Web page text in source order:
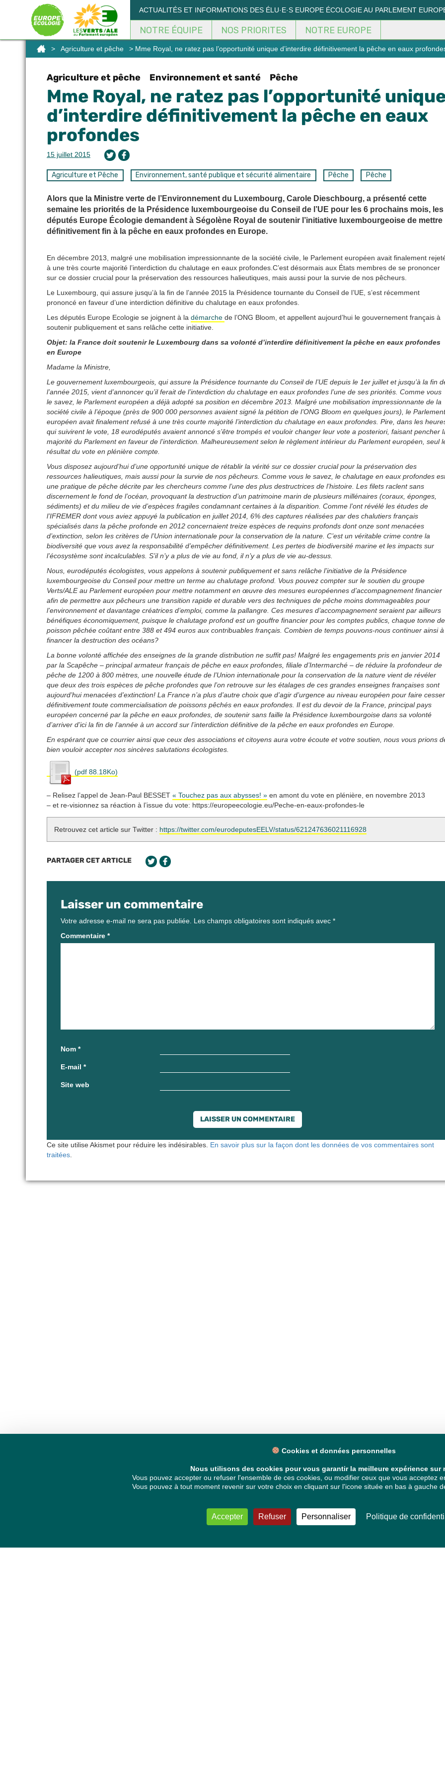
ACTUALITÉS ET INFORMATIONS DES ÉLU·E·S EUROPE ÉCOLOGIE AU PARLEMENT
NOTRE ÉQUIPE NOS PRIORITES NOTRE EUROPE
> Agriculture et pêche > Mme Royal, ne ratez pas l’opportunité unique d’interdire définitivement la pêche en eaux
Agriculture et pêche Environnement et santé Pêche
Mme Royal, ne ratez pas l’opportunité
d’interdire définitivement la pêche en eaux
profondes
15 juillet 2015
Agriculture et Pêche Environnement, santé publique et sécurité alimentaire Pêche Pêche
Alors que la Ministre verte de l’Environnement du Luxembourg, Carole Dieschbourg, a présenté cette
semaine les priorités de la Présidence luxembourgeoise du Conseil de l’UE pour les 6 prochains mois, les
députés Europe Écologie demandent à Ségolène Royal de soutenir l’initiative luxembourgeoise de mettre
définitivement fin à la pêche en eaux profondes en Europe.
En décembre 2013, malgré une mobilisation impressionnante de la société civile, le Parlement européen avait finalement
à une très courte majorité l’interdiction du chalutage en eaux profondes.C’est désormais aux États membres de se prononcer
sur ce dossier crucial pour la préservation des ressources halieutiques, mais aussi pour la survie de nos pêcheurs.
Le Luxembourg, qui assure jusqu’à la fin de l’année 2015 la Présidence tournante du Conseil de l’UE, s’est récemment
prononcé en faveur d’une interdiction définitive du chalutage en eaux profondes.
Les députés Europe Ecologie se joignent à la démarche de l’ONG Bloom, et appellent aujourd’hui le gouvernement français à
soutenir publiquement et sans relâche cette initiative.
Objet: la France doit soutenir le Luxembourg dans sa volonté d’interdire définitivement la pêche en eaux profondes
en Europe
Madame la Ministre,
Le gouvernement luxembourgeois, qui assure la Présidence tournante du Conseil de l’UE depuis le 1er juillet et jusqu’à la fin
l’année 2015, vient d’annoncer qu’il ferait de l’interdiction du chalutage en eaux profondes l’une de ses priorités. Comme vous
le savez, le Parlement européen a déjà adopté sa position en décembre 2013. Malgré une mobilisation impressionnante de la
société civile à l’époque (près de 900 000 personnes avaient signé la pétition de l’ONG Bloom en quelques jours), le Parlement
européen avait finalement refusé à une très courte majorité l’interdiction du chalutage en eaux profondes. Pire, dans les
qui suivirent le vote, 18 eurodéputés avaient annoncé s’être trompés et vouloir changer leur vote a posteriori, faisant pencher
majorité du Parlement en faveur de l’interdiction. Malheureusement selon le règlement intérieur du Parlement européen, seul
résultat du vote en plénière compte.
Vous disposez aujourd’hui d’une opportunité unique de rétablir la vérité sur ce dossier crucial pour la préservation des
ressources halieutiques, mais aussi pour la survie de nos pêcheurs. Comme vous le savez, le chalutage en eaux profondes
une pratique de pêche décrite par les chercheurs comme l’une des plus destructrices de l’histoire. Les filets raclent sans
discernement le fond de l’océan, provoquant la destruction d’un patrimoine marin de plusieurs millénaires (coraux, éponges,
sédiments) et du milieu de vie d’espèces fragiles condamnant certaines à la disparition. Comme l’ont révélé les études de
l’IFREMER dont vous aviez appuyé la publication en juillet 2014, 6% des captures réalisées par des chalutiers français
spécialisés dans la pêche profonde en 2012 concernaient treize espèces de requins profonds dont onze sont menacées
d’extinction, selon les critères de l’Union internationale pour la conservation de la nature. C’est un véritable crime contre la
biodiversité que vous avez la responsabilité d’empêcher définitivement. Les pertes de biodiversité marine et les impacts sur
l’écosystème sont incalculables. S’il n’y a plus de vie au fond, il n’y a plus de vie au-dessus.
Nous, eurodéputés écologistes, vous appelons à soutenir publiquement et sans relâche l’initiative de la Présidence
luxembourgeoise du Conseil pour mettre un terme au chalutage profond. Vous pouvez compter sur le soutien du groupe
Verts/ALE au Parlement européen pour mettre notamment en œuvre des mesures européennes d’accompagnement financier
afin de permettre aux pêcheurs une transition rapide et durable vers des techniques de pêche moins dommageables pour
l’environnement et davantage créatrices d’emploi, comme la pallangre. Ces mesures d’accompagnement seraient par ailleurs
bénéfiques économiquement, puisque le chalutage profond est un gouffre financier pour les comptes publics, chaque tonne de
poisson pêchée coûtant entre 388 et 494 euros aux contribuables français. Combien de temps pouvons-nous continuer ainsi à
financer la destruction des océans?
La bonne volonté affichée des enseignes de la grande distribution ne suffit pas! Malgré les engagements pris en janvier 2014
par la Scapêche – principal armateur français de pêche en eaux profondes, filiale d’Intermarché – de réduire la profondeur de
pêche de 1200 à 800 mètres, une nouvelle étude de l’Union internationale pour la conservation de la nature vient de révéler
que deux des trois espèces de pêche profondes que l’on retrouve sur les étalages de ces grandes enseignes françaises sont
aujourd’hui menacées d’extinction! La France n’a plus d’autre choix que d’agir d’urgence au niveau européen pour faire cesser
définitivement toute commercialisation de poissons pêchés en eaux profondes. Il est du devoir de la France, principal pays
européen concerné par la pêche en eaux profondes, de soutenir sans faille la Présidence luxembourgoise dans sa volonté
d’arriver d’ici la fin de l’année à un accord sur l’interdiction définitive de la pêche en eaux profondes en Europe.
En espérant que ce courrier ainsi que ceux des associations et citoyens aura votre écoute et votre soutien, nous vous prions
bien vouloir accepter nos sincères salutations écologistes.
(pdf 88.18Ko)
– Relisez l’appel de Jean-Paul BESSET « Touchez pas aux abysses! » en amont du vote en plénière, en novembre 2013
– et re-visionnez sa réaction à l’issue du vote: https://europeecologie.eu/Peche-en-eaux-profondes-le
Retrouvez cet article sur Twitter : https://twitter.com/eurodeputesEELV/status/621247636021116928
PARTAGER CET ARTICLE
Laisser un commentaire
Votre adresse e-mail ne sera pas publiée. Les champs obligatoires sont indiqués avec *
Commentaire *
Nom *
E-mail *
Site web
Ce site utilise Akismet pour réduire les indésirables. En savoir plus sur la façon dont les données de vos commentaires sont
traitées
Panneau de gestion des cookies
Cookies et données personnelles
Nous utilisons des cookies pour vous garantir la meilleure expérience sur
Vous pouvez accepter ou refuser l'ensemble de ces cookies, ou modifier ceux que vous acceptez
Vous pouvez à tout moment revenir sur votre choix en cliquant sur l'icone située en bas à gauche
Accepter Refuser Personnaliser Politique de